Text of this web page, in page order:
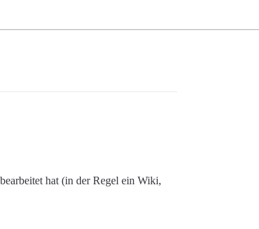
hat (in der Regel ein Wiki,